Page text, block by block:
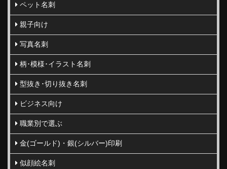
ペット名刺
親子向け
写真名刺
柄･模様･イラスト名刺
型抜き･切り抜き名刺
ビジネス向け
職業別で選ぶ
金(ゴールド)・銀(シルバー)印刷
似顔絵名刺